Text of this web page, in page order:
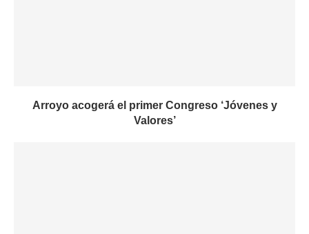
Arroyo acogerá el primer Congreso ‘Jóvenes y
Valores’